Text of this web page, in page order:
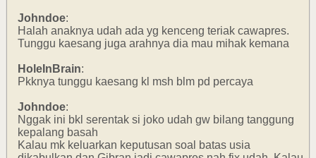
Johndoe:
Halah anaknya udah ada yg kenceng teriak cawapres.
Tunggu kaesang juga arahnya dia mau mihak kemana
HoleInBrain:
Pkknya tunggu kaesang kl msh blm pd percaya
Johndoe:
Nggak ini bkl serentak si joko udah gw bilang tanggung
kepalang basah
Kalau mk keluarkan keputusan soal batas usia